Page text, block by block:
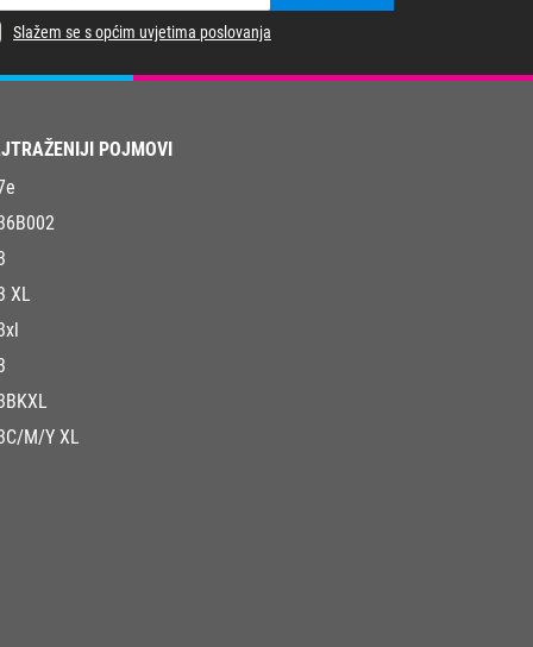
Slažem se s općim uvjetima poslovanja
POJMOVI
XL
M/Y XL